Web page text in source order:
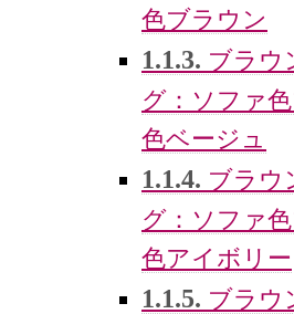
色ブラウン
1.1.3. ブラウ
グ：ソファ
色ベージュ
1.1.4. ブラウ
グ：ソファ
色アイボリー
1.1.5. ブラウ